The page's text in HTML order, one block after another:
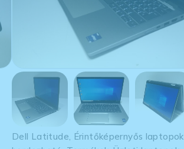
Dell Latitude, Érintőképernyős laptopok